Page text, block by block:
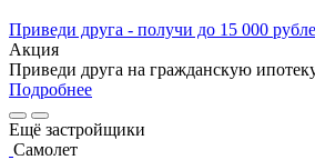
Приведи друга - получи до 15 000
Акция
Приведи друга на гражданскую
Подробнее
Ещё застройщики
Самолет